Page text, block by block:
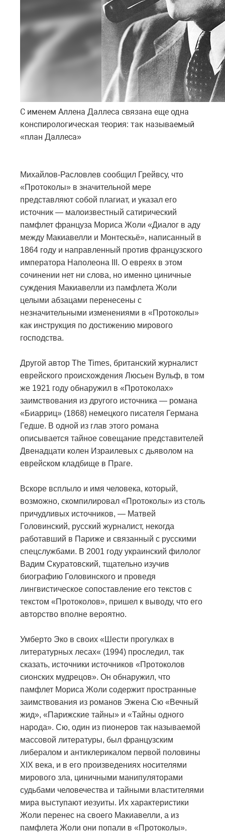
С именем Аллена Даллеса связана еще одна
конспирологическая теория: так называемый
«план Даллеса»
Михайлов-Расловлев сообщил Грейвсу, что
«Протоколы» в значительной мере
представляют собой плагиат, и указал его
источник — малоизвестный сатирический
памфлет француза Мориса Жоли «Диалог в аду
между Макиавелли и Монтескьё», написанный в
1864 году и направленный против французского
императора Наполеона III. О евреях в этом
сочинении нет ни слова, но именно циничные
суждения Макиавелли из памфлета Жоли
целыми абзацами перенесены с
незначительными изменениями в «Протоколы»
как инструкция по достижению мирового
господства.
Другой автор The Times, британский журналист
еврейского происхождения Люсьен Вульф, в том
же 1921 году обнаружил в «Протоколах»
заимствования из другого источника — романа
«Биарриц» (1868) немецкого писателя Германа
Гедше. В одной из глав этого романа
описывается тайное совещание представителей
Двенадцати колен Израилевых с дьяволом на
еврейском кладбище в Праге.
Вскоре всплыло и имя человека, который,
возможно, скомпилировал «Протоколы» из столь
причудливых источников, — Матвей
Головинский, русский журналист, некогда
работавший в Париже и связанный с русскими
спецслужбами. В 2001 году украинский филолог
Вадим Скуратовский, тщательно изучив
биографию Головинского и проведя
лингвистическое сопоставление его текстов с
текстом «Протоколов», пришел к выводу, что его
авторство вполне вероятно.
Умберто Эко в своих «Шести прогулках в
литературных лесах« (1994) проследил, так
сказать, источники источников «Протоколов
сионских мудрецов». Он обнаружил, что
памфлет Мориса Жоли содержит пространные
заимствования из романов Эжена Сю «Вечный
жид», «Парижские тайны» и «Тайны одного
народа». Сю, один из пионеров так называемой
массовой литературы, был французским
либералом и антиклерикалом первой половины
XIX века, и в его произведениях носителями
мирового зла, циничными манипуляторами
судьбами человечества и тайными властителями
мира выступают иезуиты. Их характеристики
Жоли перенес на своего Макиавелли, а из
памфлета Жоли они попали в «Протоколы».